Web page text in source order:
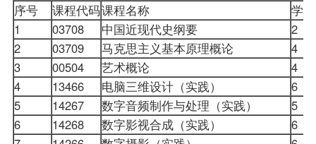
序号
课程代码课程名称
学分
1
03708 中国近现代史纲要
2
2
03709 马克思主义基本原理概论
4
3
00504 艺术概论
4
4
13466 电脑三维设计（实践）
6
5
14267 数字音频制作与处理（实践）
5
6
14268 数字影视合成（实践）
6